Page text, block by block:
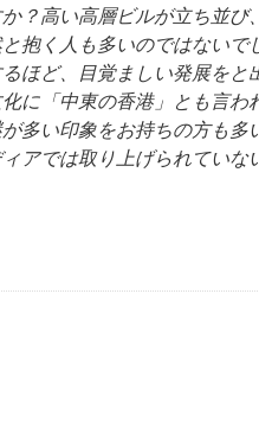
？高い高層ビルが立ち並
抱く人も多いのではないで
ほど、目覚ましい発展をと
に「中東の香港」とも言わ
多い印象をお持ちの方も多
アでは取り上げられていな